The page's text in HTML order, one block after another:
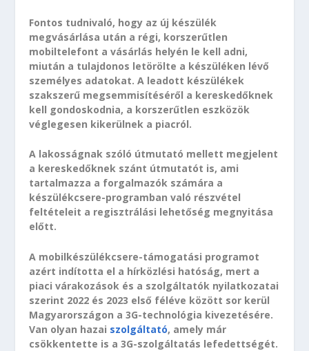
Fontos tudnivaló, hogy az új készülék
megvásárlása után a régi, korszerűtlen
mobiltelefont a vásárlás helyén le kell adni,
miután a tulajdonos letörölte a készüléken lévő
személyes adatokat. A leadott készülékek
szakszerű megsemmisítéséről a kereskedőknek
kell gondoskodnia, a korszerűtlen eszközök
véglegesen kikerülnek a piacról.
A lakosságnak szóló útmutató mellett megjelent
a kereskedőknek szánt útmutatót is, ami
tartalmazza a forgalmazók számára a
készülékcsere-programban való részvétel
feltételeit a regisztrálási lehetőség megnyitása
előtt.
A mobilkészülékcsere-támogatási programot
azért indította el a hírközlési hatóság, mert a
piaci várakozások és a szolgáltatók nyilatkozatai
szerint 2022 és 2023 első féléve között sor kerül
Magyarországon a 3G-technológia kivezetésére.
Van olyan hazai szolgáltató, amely már
csökkentette is a 3G-szolgáltatás lefedettségét.